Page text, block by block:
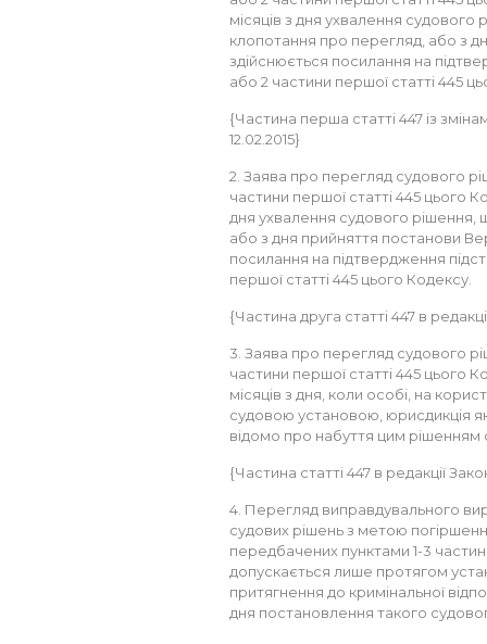
місяців з дня ухвалення
клопотання про перегляд, або з
здійснюється посилання на
або 2 частини першої статті 445
{Частина перша статті 447 із
12.02.2015}
2. Заява про перегляд судового
частини першої статті 445 цього
дня ухвалення судового
або з дня прийняття постанови
посилання на підтвердження
першої статті 445 цього Кодексу.
{Частина друга статті 447 в
3. Заява про перегляд судового
частини першої статті 445 цього
місяців з дня, коли особі, на
судовою установою, юрисдикція
відомо про набуття цим рішенням
{Частина статті 447 в редакції
4. Перегляд виправдувального
судових рішень з метою
передбачених пунктами 1-3
допускається лише протягом
притягнення до кримінальної
дня постановлення такого